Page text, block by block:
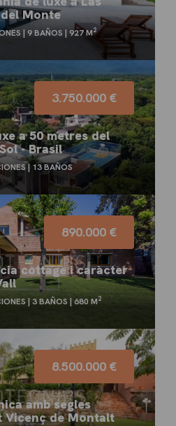
Monte
9 BAÑOS 927 M2
a 50 metres del
- Brasil
13 BAÑOS
3.750.000 €
cottage i caràcter
3 BAÑOS 680 M2
890.000 €
amb segles
Vicenç de Montalt
8.500.000 €